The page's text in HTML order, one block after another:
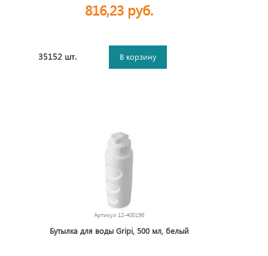
816,23 руб.
35152 шт. В корзину
Артикул 12-400196
Бутылка для воды Gripi, 500 мл, белый